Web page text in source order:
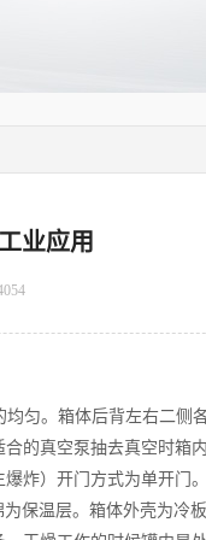
业应用
匀。箱体后背左右二侧
的真空泵抽去真空时箱
炸）开门方式为单开门
保温层。箱体外壳为冷板